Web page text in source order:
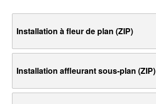
Installation à fleur de plan (ZIP)
Installation affleurant sous-plan (ZIP)